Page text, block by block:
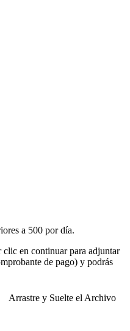
a 500 por día.
clic en continuar para adjuntar
de pago) y podrás
Arrastre y Suelte el Archivo